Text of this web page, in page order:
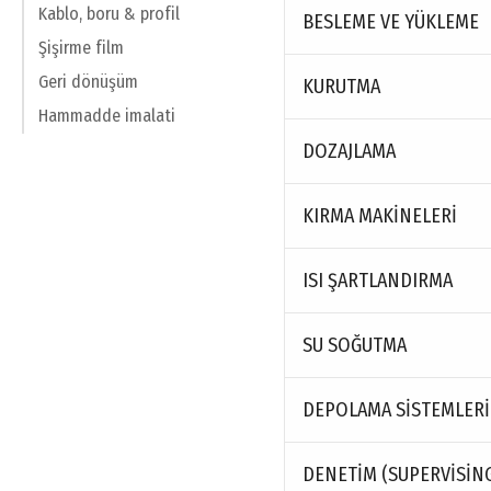
BESLEME VE YÜKLEME
KURUTMA
DOZAJLAMA
KIRMA MAKINELERI
ISI ŞARTLANDIRMA
SU SOĞUTMA
DEPOLAMA SISTEMLERI
DENETIM
Kablo, boru & profil
Şişirme film
Geri dönüşüm
Hammadde imalati